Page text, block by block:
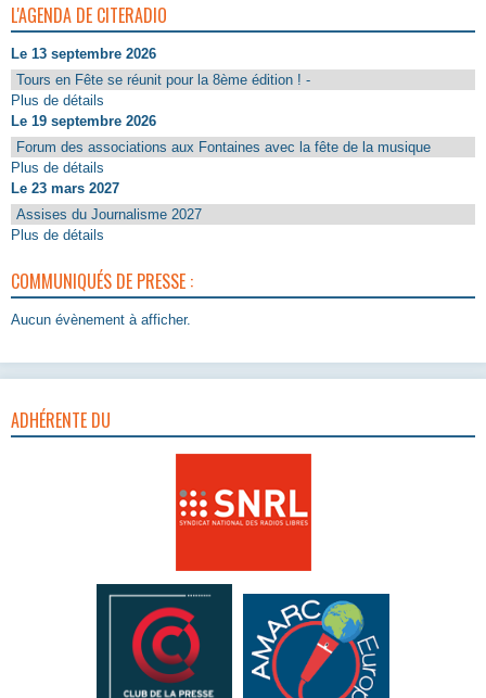
L'AGENDA DE CITERADIO
Le 13 septembre 2026
Tours en Fête se réunit pour la 8ème édition ! -
Plus de détails
Le 19 septembre 2026
Forum des associations aux Fontaines avec la fête de la musique
Plus de détails
Le 23 mars 2027
Assises du Journalisme 2027
Plus de détails
COMMUNIQUÉS DE PRESSE :
Aucun évènement à afficher.
ADHÉRENTE DU